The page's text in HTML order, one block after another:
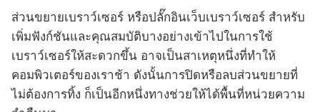
ส่วนขยายเบราว์เซอร์ หรือปลั๊กอินเว็บเบราว์เซอร์ สำหรับ
เพิ่มฟังก์ชันและคุณสมบัติบางอย่างเข้าไปในการใช้
เบราว์เซอร์ให้สะดวกขึ้น อาจเป็นสาเหตุหนึ่งที่ทำให้
คอมพิวเตอร์ของเราช้า ดังนั้นการปิดหรือลบส่วนขยายที่
ไม่ต้องการทิ้ง ก็เป็นอีกหนึ่งทางช่วยให้ได้พื้นที่หน่วยความ